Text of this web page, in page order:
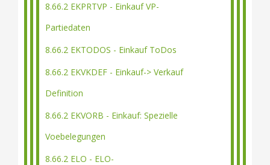
8.66.2 EKPRTVP - Einkauf VP-
Partiedaten
8.66.2 EKTODOS - Einkauf ToDos
8.66.2 EKVKDEF - Einkauf-> Verkauf
Definition
8.66.2 EKVORB - Einkauf: Spezielle
Voebelegungen
8.66.2 ELO - ELO-